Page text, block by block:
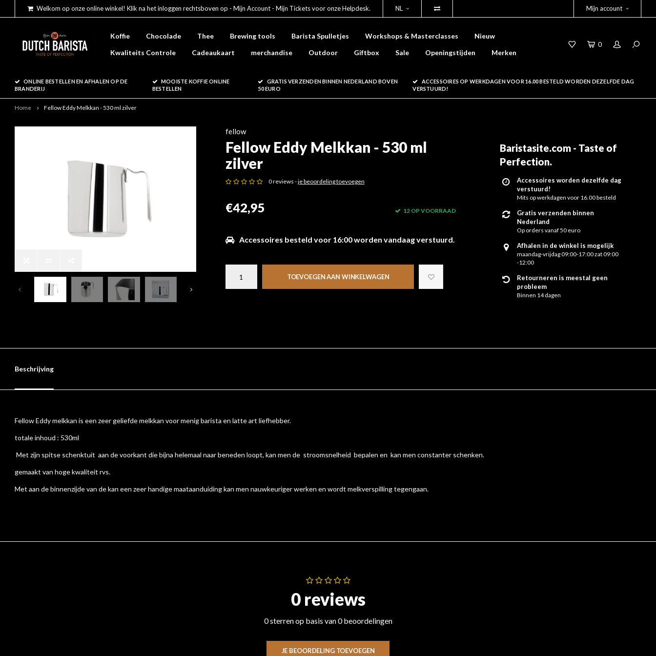
Welkom op onze online winkel! Klik na het inloggen rechtsboven op - Mijn Account - Mijn Tickets voor onze Helpdesk. NL Mijn account
Koffie Chocolade Thee Brewing tools Barista Spulletjes Workshops & Masterclasses
Nieuw
Kwaliteits Controle
Cadeaukaart merchandise Outdoor Giftbox Sale Openingstijden Merken
0
ONLINE BESTELLEN EN AFHALEN OP DE
BRANDERIJ
MOOISTE KOFFIE ONLINE
BESTELLEN
GRATIS VERZENDEN BINNEN NEDERLAND BOVEN
50 EURO
ACCESSOIRES OP WERKDAGEN VOOR 16.00 BESTELD WORDEN DEZELFDE DAG
VERSTUURD!
Home Fellow Eddy Melkkan - 530 ml zilver
fellow
Fellow Eddy Melkkan - 530 ml
zilver
0 reviews -je beoordeling toevoegen
€42,95 12 OP VOORRAAD
Accessoires besteld voor 16:00 worden vandaag verstuurd.
TOEVOEGEN AAN WINKELWAGEN
Baristasite.com - Taste of
Perfection.
Accessoires worden dezelfde dag
verstuurd!
Mits op werkdagen voor 16.00 besteld
Gratis verzenden binnen
Nederland
Op orders vanaf 50 euro
Afhalen in de winkel is mogelijk
maandag-vrijdag 09:00-17:00 zat 09:00
-12:00
Retourneren is meestal geen
probleem
Binnen 14 dagen
Beschrijving
Fellow Eddy melkkan is een zeer geliefde melkkan voor menig barista en latte art liefhebber.
totale inhoud : 530ml
Met zijn spitse schenktuit aan de voorkant die bijna helemaal naar beneden loopt, kan men de stroomsnelheid bepalen en kan men constanter schenken.
gemaakt van hoge kwaliteit rvs.
Met aan de binnenzijde van de kan een zeer handige maataanduiding kan men nauwkeuriger werken en wordt melkverspilling tegengaan.
0 reviews
0 sterren op basis van 0 beoordelingen
JE BEOORDELING TOEVOEGEN